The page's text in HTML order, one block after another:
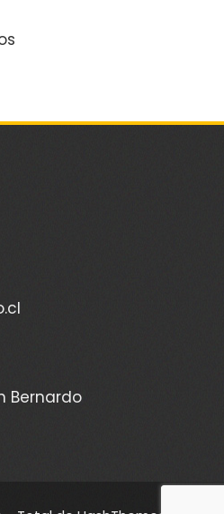
Bernardo